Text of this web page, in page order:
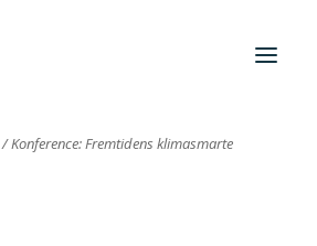
/Konference: Fremtidens klimasmarte